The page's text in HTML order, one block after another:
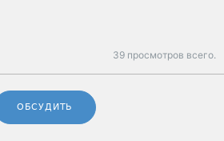
39 просмотров всего.
ОБСУДИТЬ